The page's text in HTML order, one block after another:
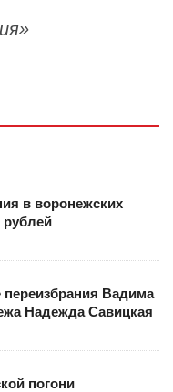
в воронежских
рублей
Вадима
Надежда Савицкая
погони